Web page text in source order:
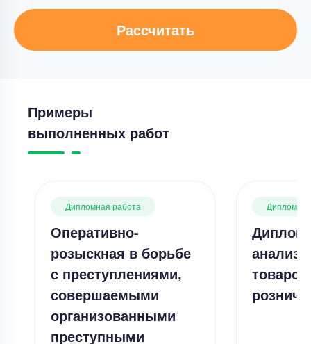
Рассчитать
Примеры
выполненных работ
Дипломная работа
Оперативно-
розыскная в борьбе
с преступлениями,
совершаемыми
организованными
преступными
анализ